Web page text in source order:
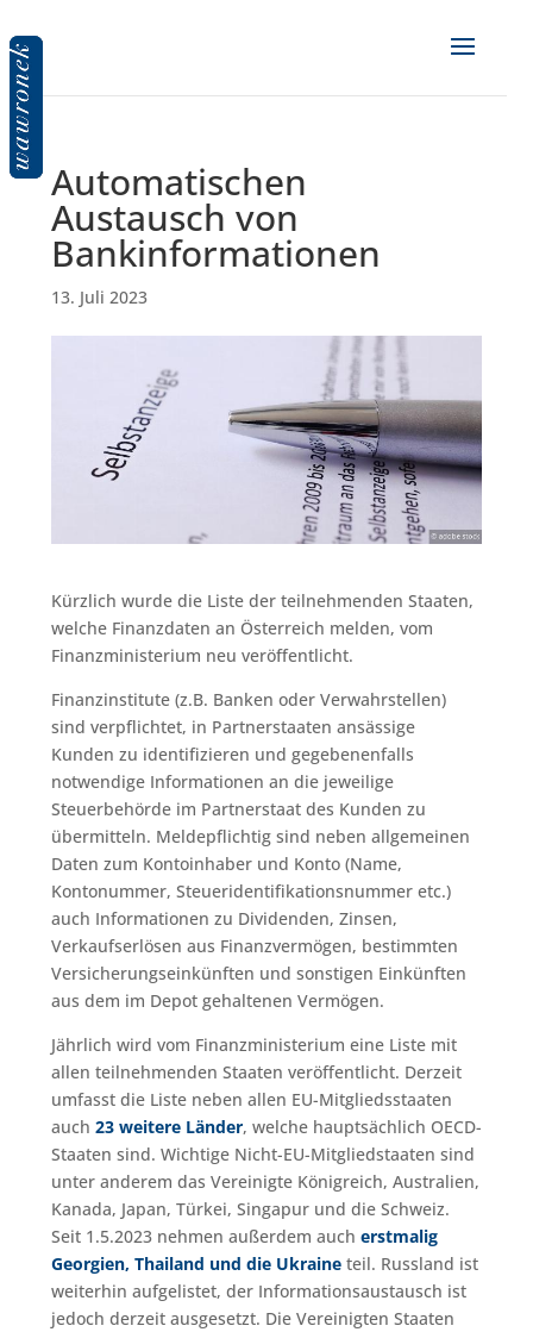
Automatischen
Austausch von
Bankinformationen
13. Juli 2023
Kürzlich wurde die Liste der teilnehmenden Staaten,
welche Finanzdaten an Österreich melden, vom
Finanzministerium neu veröffentlicht.
Finanzinstitute (z.B. Banken oder Verwahrstellen)
sind verpflichtet, in Partnerstaaten ansässige
Kunden zu identifizieren und gegebenenfalls
notwendige Informationen an die jeweilige
Steuerbehörde im Partnerstaat des Kunden zu
übermitteln. Meldepflichtig sind neben allgemeinen
Daten zum Kontoinhaber und Konto (Name,
Kontonummer, Steueridentifikationsnummer etc.)
auch Informationen zu Dividenden, Zinsen,
Verkaufserlösen aus Finanzvermögen, bestimmten
Versicherungseinkünften und sonstigen Einkünften
aus dem im Depot gehaltenen Vermögen.
Jährlich wird vom Finanzministerium eine Liste mit
allen teilnehmenden Staaten veröffentlicht. Derzeit
umfasst die Liste neben allen EU-Mitgliedsstaaten
auch 23 weitere Länder, welche hauptsächlich OECD-
Staaten sind. Wichtige Nicht-EU-Mitgliedstaaten sind
unter anderem das Vereinigte Königreich, Australien,
Kanada, Japan, Türkei, Singapur und die Schweiz.
Seit 1.5.2023 nehmen außerdem auch erstmalig
Georgien, Thailand und die Ukraineteil. Russland ist
weiterhin aufgelistet, der Informationsaustausch ist
jedoch derzeit ausgesetzt. Die Vereinigten Staaten